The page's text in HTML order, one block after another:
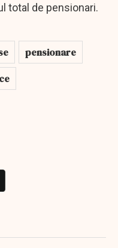
total de pensionari.
pensionare